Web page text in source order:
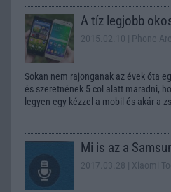
A tíz legjobb
2015.02.10 | Phone
Sokan nem rajonganak az évek óta
és szeretnének 5 col alatt maradni,
legyen egy kézzel a mobil és akár a
Mi is az a
2017.03.28 | Xiaomi